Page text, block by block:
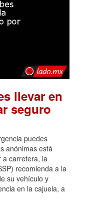
llevar en
seguro
puedes
anónimas está
carretera, la
recomienda a la
su vehículo y
en la cajuela, a